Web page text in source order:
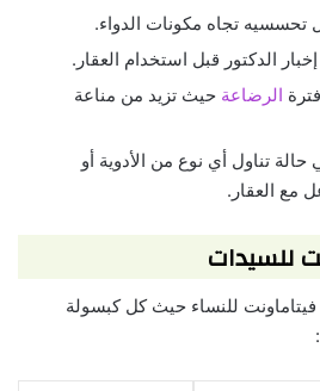
تحسسيه تجاه مكونات الدواء.
الدكتور قبل استخدام العقار.
الرضاعة حيث تزيد من مناعة
تناول أي نوع من الأدوية أو
مع العقار.
للسيدات
فيتاماونت للنساء حيث كل كبسولة